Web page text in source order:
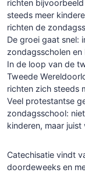
richten bijvoorbeeld
steeds meer
richten de
De groei gaat snel:
zondagsscholen
In de loop van de
Tweede
richten zich steeds
Veel protestantse
zondagsschool:
kinderen, maar
Catechisatie vindt
doordeweeks en